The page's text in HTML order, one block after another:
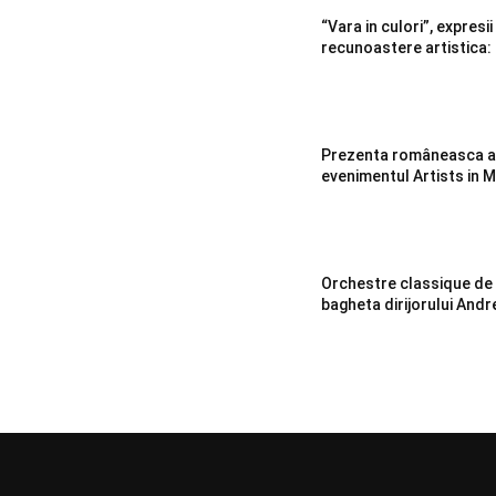
“Vara in culori”,
recunoastere artistica:
Prezenta româneasca
evenimentul Artists in
Orchestre classique
bagheta dirijorului